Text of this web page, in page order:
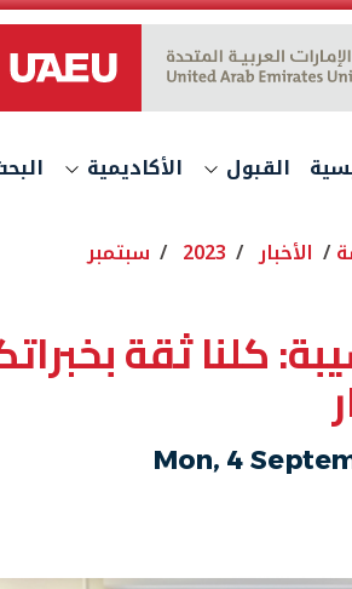
القبول الأكاديمية
الأخبار 2023 سبتمبر
كلنا ثقة
Mon, 4